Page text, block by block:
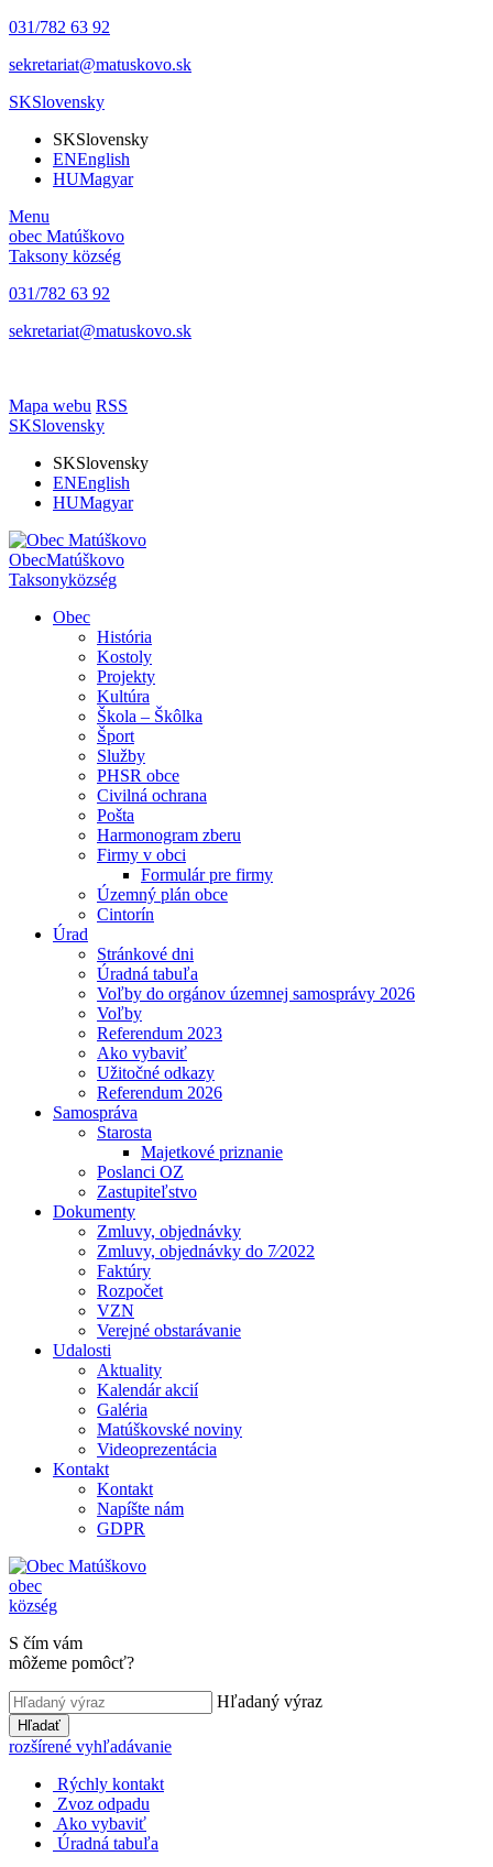
031/782 63 92
sekretariat@matuskovo.sk
SKSlovensky
SKSlovensky
ENEnglish
HUMagyar
Menu
obec Matúškovo
Taksony község
031/782 63 92
sekretariat@matuskovo.sk
Mapa webu RSS
SKSlovensky
SKSlovensky
ENEnglish
HUMagyar
ObecMatúškovo
Taksonyközség
Obec
História
Kostoly
Projekty
Kultúra
Škola – Škôlka
Šport
Služby
PHSR obce
Civilná ochrana
Pošta
Harmonogram zberu
Firmy v obci
Formulár pre firmy
Územný plán obce
Cintorín
Úrad
Stránkové dni
Úradná tabuľa
Voľby do orgánov územnej samosprávy 2026
Voľby
Referendum 2023
Ako vybaviť
Užitočné odkazy
Referendum 2026
Samospráva
Starosta
Majetkové priznanie
Poslanci OZ
Zastupiteľstvo
Dokumenty
Zmluvy, objednávky
Zmluvy, objednávky do 7⁄2022
Faktúry
Rozpočet
VZN
Verejné obstarávanie
Udalosti
Aktuality
Kalendár akcií
Galéria
Matúškovské noviny
Videoprezentácia
Kontakt
Kontakt
Napíšte nám
GDPR
obec
község
S čím vám
môžeme pomôcť?
Hľadaný výraz
Hľadať
rozšírené vyhľadávanie
Rýchly kontakt
Zvoz odpadu
Ako vybaviť
Úradná tabuľa